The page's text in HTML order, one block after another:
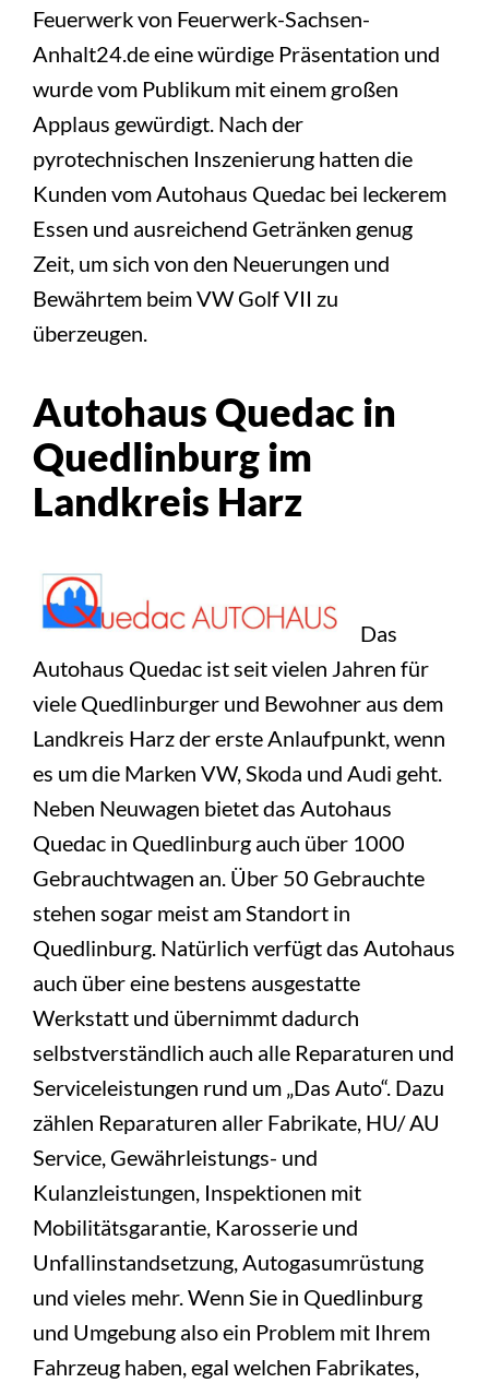
Feuerwerk von Feuerwerk-Sachsen-
Anhalt24.de eine würdige Präsentation und
wurde vom Publikum mit einem großen
Applaus gewürdigt. Nach der
pyrotechnischen Inszenierung hatten die
Kunden vom Autohaus Quedac bei leckerem
Essen und ausreichend Getränken genug
Zeit, um sich von den Neuerungen und
Bewährtem beim VW Golf VII zu
überzeugen.
Autohaus Quedac in
Quedlinburg im
Landkreis Harz
Das
Autohaus Quedac ist seit vielen Jahren für
viele Quedlinburger und Bewohner aus dem
Landkreis Harz der erste Anlaufpunkt, wenn
es um die Marken VW, Skoda und Audi geht.
Neben Neuwagen bietet das Autohaus
Quedac in Quedlinburg auch über 1000
Gebrauchtwagen an. Über 50 Gebrauchte
stehen sogar meist am Standort in
Quedlinburg. Natürlich verfügt das Autohaus
auch über eine bestens ausgestatte
Werkstatt und übernimmt dadurch
selbstverständlich auch alle Reparaturen und
Serviceleistungen rund um „Das Auto“. Dazu
zählen Reparaturen aller Fabrikate, HU/ AU
Service, Gewährleistungs- und
Kulanzleistungen, Inspektionen mit
Mobilitätsgarantie, Karosserie und
Unfallinstandsetzung, Autogasumrüstung
und vieles mehr. Wenn Sie in Quedlinburg
und Umgebung also ein Problem mit Ihrem
Fahrzeug haben, egal welchen Fabrikates,